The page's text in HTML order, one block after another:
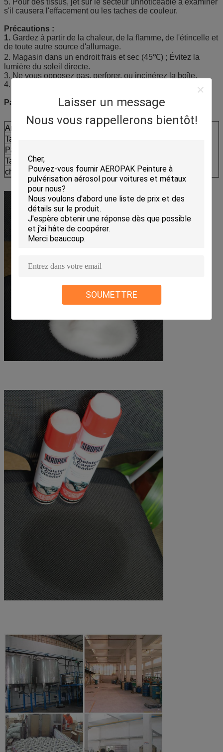
Laisser un message
Nous vous rappellerons bientôt!
SOUMETTRE
s'il causera l'effacement ou les taches de couleur.
Précautions :
1. Gardez à partir de la chaleur, de la flamme, de l'étincelle et
de toute autre source d'allumage.
2. Magasin dans un endroit frais et sec (45℃) ; Évitez la
lumière du soleil directe.
3. Ne vous opposez pas, perforer, ou incinérez la boîte.
4. Maintenez hors de portée des enfants ;
Paquet :
Article non :
Taille de boîte :
Paquet :
Taille de carton :
chargement de conteneur de 20ft1845 cartons